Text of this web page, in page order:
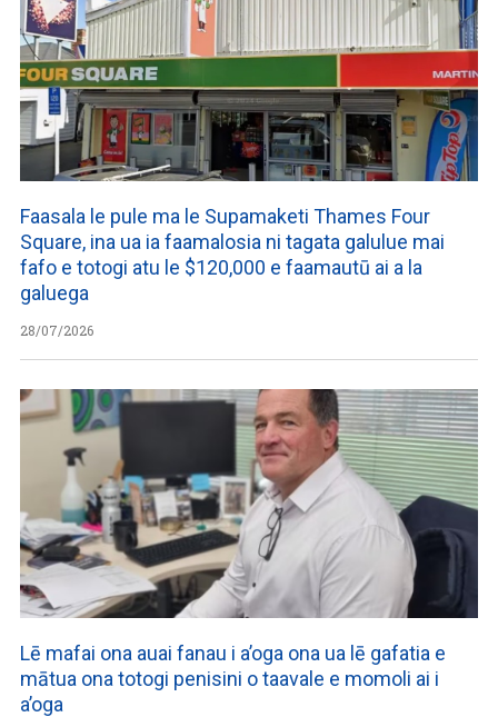
Faasala le pule ma le Supamaketi Thames Four
Square, ina ua ia faamalosia ni tagata galulue mai
fafo e totogi atu le $120,000 e faamautū ai a la
galuega
28/07/2026
Lē mafai ona auai fanau i a’oga ona ua lē gafatia e
mātua ona totogi penisini o taavale e momoli ai i
a’oga